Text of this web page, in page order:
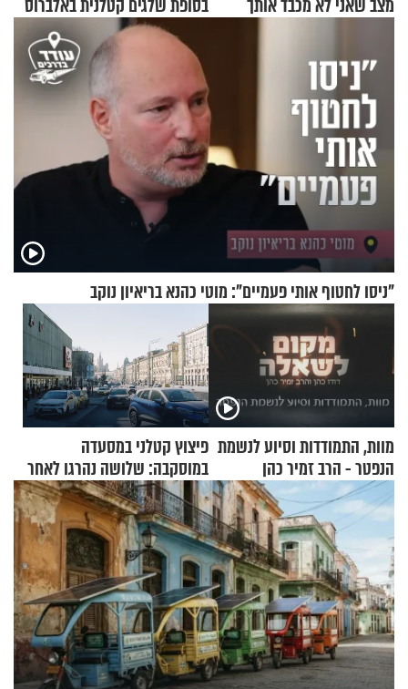
מצב שאני לא מכבד אותך
בסופת שלגים קטלנית באלברוס
"ניסו לחטוף אותי פעמיים": מוטי כהנא בריאיון נוקב
מוות, התמודדות וסיוע לנשמת
הנפטר - הרב זמיר כהן
פיצוץ קטלני במסעדה
במוסקבה: שלושה נהרגו לאחר
שמטען שנשאה אישה התפוצץ